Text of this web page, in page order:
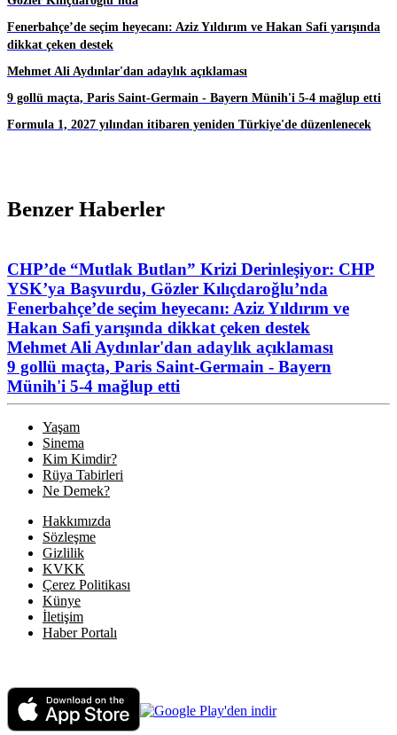
Fenerbahçe’de seçim heyecanı: Aziz Yıldırım ve Hakan Safi yarışında
dikkat çeken destek
Mehmet Ali Aydınlar'dan adaylık açıklaması
9 gollü maçta, Paris Saint-Germain - Bayern Münih'i 5-4 mağlup etti
Formula 1, 2027 yılından itibaren yeniden Türkiye'de düzenlenecek
Benzer Haberler
CHP’de “Mutlak Butlan” Krizi Derinleşiyor: CHP
YSK’ya Başvurdu, Gözler Kılıçdaroğlu’nda
Fenerbahçe’de seçim heyecanı: Aziz Yıldırım ve
Hakan Safi yarışında dikkat çeken destek
Mehmet Ali Aydınlar'dan adaylık açıklaması
9 gollü maçta, Paris Saint-Germain - Bayern
Münih'i 5-4 mağlup etti
Yaşam
Sinema
Kim Kimdir?
Rüya Tabirleri
Ne Demek?
Hakkımızda
Sözleşme
Gizlilik
KVKK
Çerez Politikası
Künye
İletişim
Haber Portalı